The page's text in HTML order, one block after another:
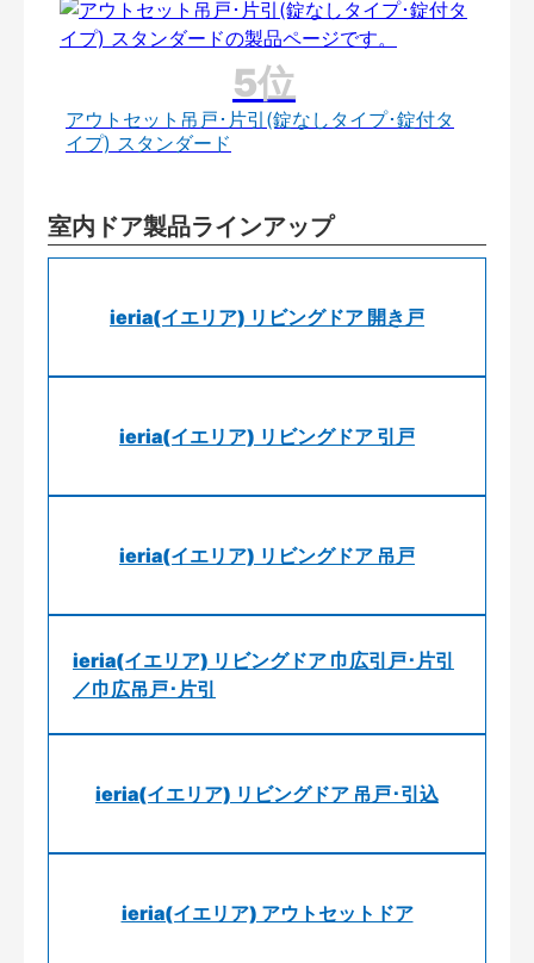
アウトセット吊戸･片引(錠なしタイプ･錠付タ
イプ) スタンダード
室内ドア製品ラインアップ
ieria(イエリア) リビングドア 開き戸
ieria(イエリア) リビングドア 引戸
ieria(イエリア) リビングドア 吊戸
ieria(イエリア) リビングドア 巾広引戸･片引
／巾広吊戸･片引
ieria(イエリア) リビングドア 吊戸･引込
ieria(イエリア) アウトセットドア